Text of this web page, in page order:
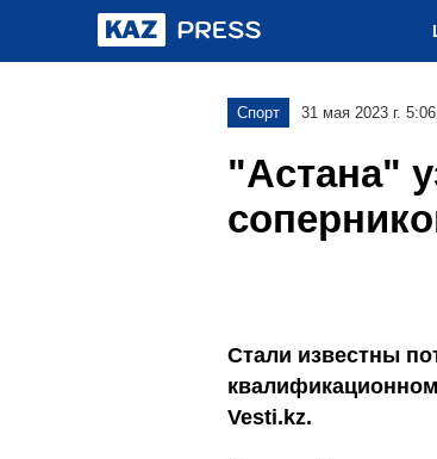
Спорт 31 мая 2023 г. 5:06
"Астана"
Стали известны
Vesti.kz.